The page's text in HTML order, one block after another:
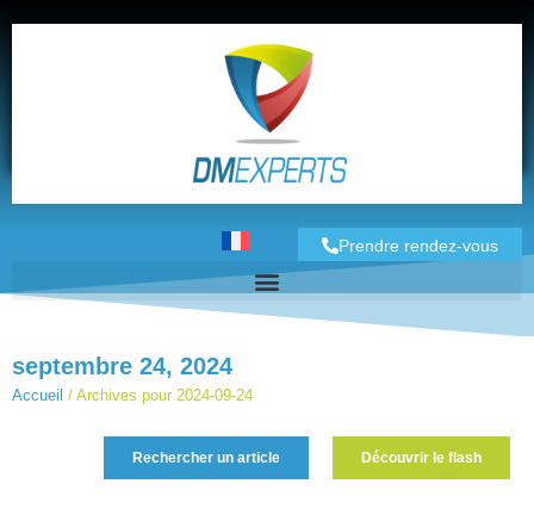
Prendre rendez-vous
septembre 24, 2024
Accueil / Archives pour 2024-09-24
Rechercher un article Découvrir le flash